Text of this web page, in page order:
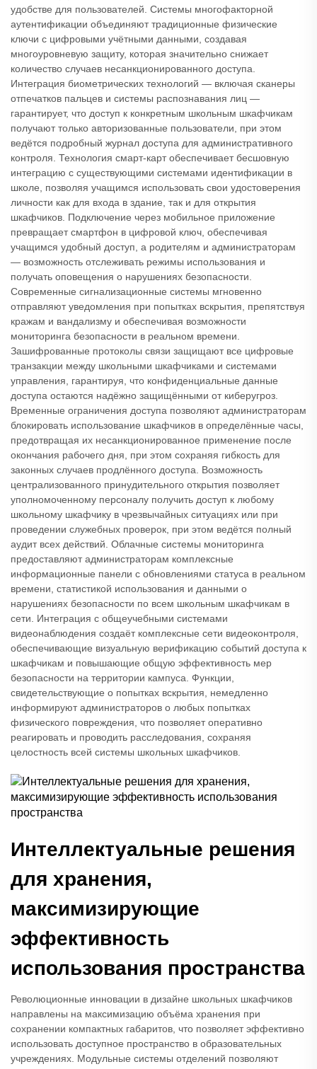
удобстве для пользователей. Системы многофакторной
аутентификации объединяют традиционные физические
ключи с цифровыми учётными данными, создавая
многоуровневую защиту, которая значительно снижает
количество случаев несанкционированного доступа.
Интеграция биометрических технологий — включая сканеры
отпечатков пальцев и системы распознавания лиц —
гарантирует, что доступ к конкретным школьным шкафчикам
получают только авторизованные пользователи, при этом
ведётся подробный журнал доступа для административного
контроля. Технология смарт-карт обеспечивает бесшовную
интеграцию с существующими системами идентификации в
школе, позволяя учащимся использовать свои удостоверения
личности как для входа в здание, так и для открытия
шкафчиков. Подключение через мобильное приложение
превращает смартфон в цифровой ключ, обеспечивая
учащимся удобный доступ, а родителям и администраторам
— возможность отслеживать режимы использования и
получать оповещения о нарушениях безопасности.
Современные сигнализационные системы мгновенно
отправляют уведомления при попытках вскрытия, препятствуя
кражам и вандализму и обеспечивая возможности
мониторинга безопасности в реальном времени.
Зашифрованные протоколы связи защищают все цифровые
транзакции между школьными шкафчиками и системами
управления, гарантируя, что конфиденциальные данные
доступа остаются надёжно защищёнными от киберугроз.
Временные ограничения доступа позволяют администраторам
блокировать использование шкафчиков в определённые часы,
предотвращая их несанкционированное применение после
окончания рабочего дня, при этом сохраняя гибкость для
законных случаев продлённого доступа. Возможность
централизованного принудительного открытия позволяет
уполномоченному персоналу получить доступ к любому
школьному шкафчику в чрезвычайных ситуациях или при
проведении служебных проверок, при этом ведётся полный
аудит всех действий. Облачные системы мониторинга
предоставляют администраторам комплексные
информационные панели с обновлениями статуса в реальном
времени, статистикой использования и данными о
нарушениях безопасности по всем школьным шкафчикам в
сети. Интеграция с общеучебными системами
видеонаблюдения создаёт комплексные сети видеоконтроля,
обеспечивающие визуальную верификацию событий доступа к
шкафчикам и повышающие общую эффективность мер
безопасности на территории кампуса. Функции,
свидетельствующие о попытках вскрытия, немедленно
информируют администраторов о любых попытках
физического повреждения, что позволяет оперативно
реагировать и проводить расследования, сохраняя
целостность всей системы школьных шкафчиков.
Интеллектуальные решения
для хранения,
максимизирующие
эффективность
использования пространства
Революционные инновации в дизайне школьных шкафчиков
направлены на максимизацию объёма хранения при
сохранении компактных габаритов, что позволяет эффективно
использовать доступное пространство в образовательных
учреждениях. Модульные системы отделений позволяют